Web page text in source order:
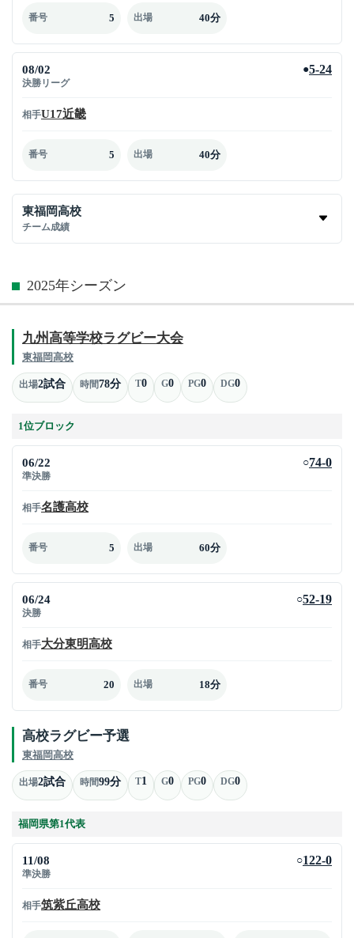
番号 5 出場 40分
08/02
決勝リーグ
●5-24
相手U17近畿
番号 5 出場 40分
東福岡高校
チーム成績
2025年シーズン
九州高等学校ラグビー大会
東福岡高校
出場2試合 時間78分 T0 G0 PG0 DG0
1位ブロック
06/22
準決勝
○74-0
相手名護高校
番号 5 出場 60分
06/24
決勝
○52-19
相手大分東明高校
番号 20 出場 18分
高校ラグビー予選
東福岡高校
出場2試合 時間99分 T1 G0 PG0 DG0
福岡県第1代表
11/08
準決勝
○122-0
相手筑紫丘高校